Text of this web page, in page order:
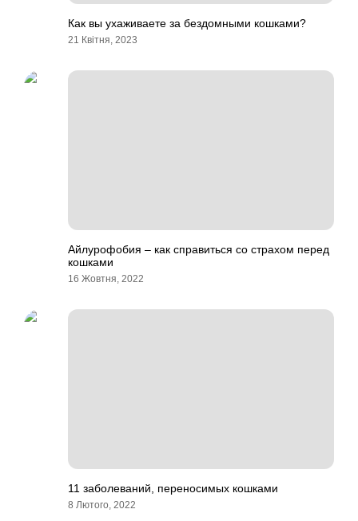
Как вы ухаживаете за бездомными кошками?
21 Квітня, 2023
Айлурофобия – как справиться со страхом перед
кошками
16 Жовтня, 2022
11 заболеваний, переносимых кошками
8 Лютого, 2022